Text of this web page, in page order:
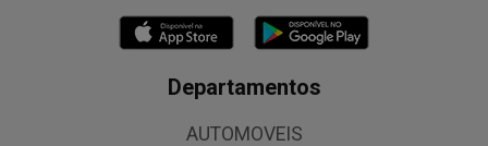
Departamentos
AUTOMOVEIS